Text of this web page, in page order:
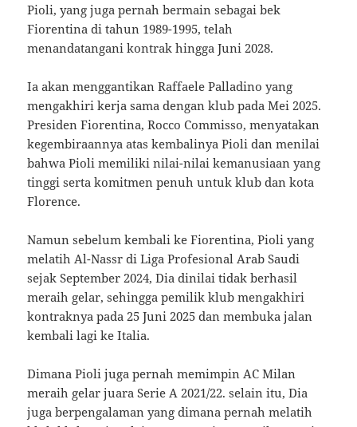
Pioli, yang juga pernah bermain sebagai bek
Fiorentina di tahun 1989-1995, telah
menandatangani kontrak hingga Juni 2028.
Ia akan menggantikan Raffaele Palladino yang
mengakhiri kerja sama dengan klub pada Mei 2025.
Presiden Fiorentina, Rocco Commisso, menyatakan
kegembiraannya atas kembalinya Pioli dan menilai
bahwa Pioli memiliki nilai-nilai kemanusiaan yang
tinggi serta komitmen penuh untuk klub dan kota
Florence.
Namun sebelum kembali ke Fiorentina, Pioli yang
melatih Al-Nassr di Liga Profesional Arab Saudi
sejak September 2024, Dia dinilai tidak berhasil
meraih gelar, sehingga pemilik klub mengakhiri
kontraknya pada 25 Juni 2025 dan membuka jalan
kembali lagi ke Italia.
Dimana Pioli juga pernah memimpin AC Milan
meraih gelar juara Serie A 2021/22. selain itu, Dia
juga berpengalaman yang dimana pernah melatih